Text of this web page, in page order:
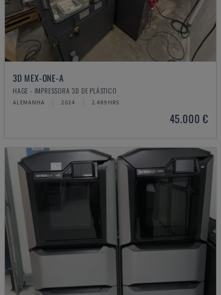
3D MEX-ONE-A
HAGE - IMPRESSORA 3D DE PLÁSTICO
ALEMANHA 2024 2.489 HRS
45.000 €